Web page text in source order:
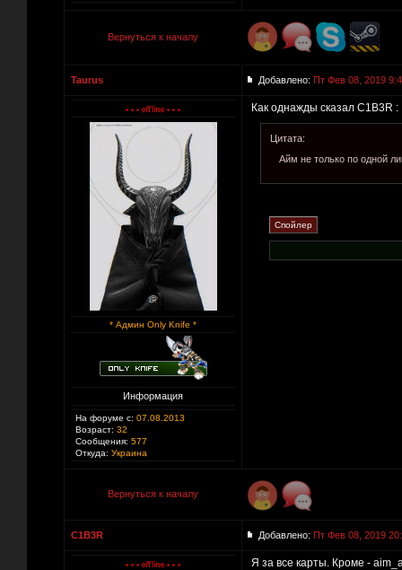
Вернуться к началу
Taurus Добавлено: Пт Фев 08, 2019
* Админ Only Knife *
Информация
На форуме с: 07.08.2013
Возраст: 32
Сообщения: 577
Откуда: Украина
Как однажды сказал C1B3R :
Цитата:
Айм не только по одной
Вернуться к началу
C1B3R Добавлено: Пт Фев 08, 2019
Я за все карты. Кроме -